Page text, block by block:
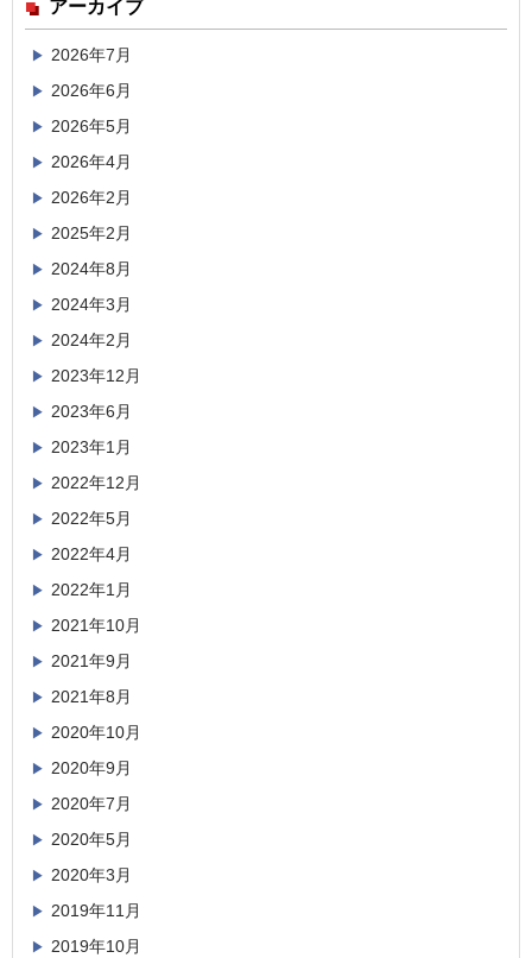
アーカイブ
2026年7月
2026年6月
2026年5月
2026年4月
2026年2月
2025年2月
2024年8月
2024年3月
2024年2月
2023年12月
2023年6月
2023年1月
2022年12月
2022年5月
2022年4月
2022年1月
2021年10月
2021年9月
2021年8月
2020年10月
2020年9月
2020年7月
2020年5月
2020年3月
2019年11月
2019年10月